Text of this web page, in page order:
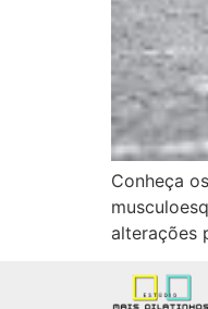
Conheça
alterações